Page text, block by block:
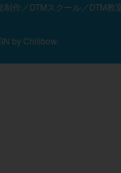
作／DTMスクール／DTM教
by Chiiibow.